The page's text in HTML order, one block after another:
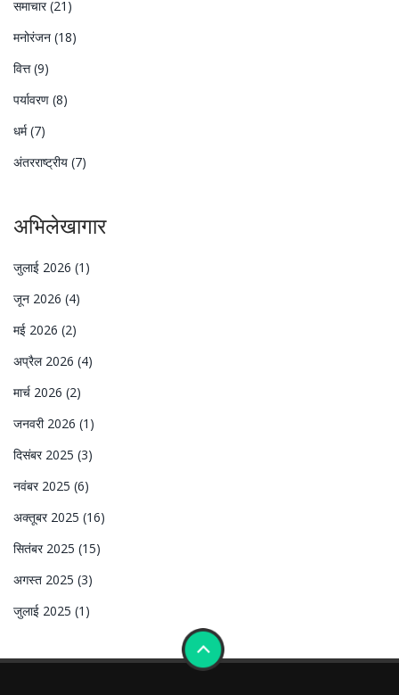
समाचार(21)
मनोरंजन (18)
वित्त(9)
पर्यावरण (8)
धर्म(7)
अंतरराष्ट्रीय (7)
अभिलेखागार
जुलाई 2026 (1)
जून 2026 (4)
मई 2026 (2)
अप्रैल 2026 (4)
मार्च 2026 (2)
जनवरी 2026 (1)
दिसंबर 2025 (3)
नवंबर 2025 (6)
अक्तूबर 2025 (16)
सितंबर 2025 (15)
अगस्त 2025 (3)
जुलाई 2025 (1)